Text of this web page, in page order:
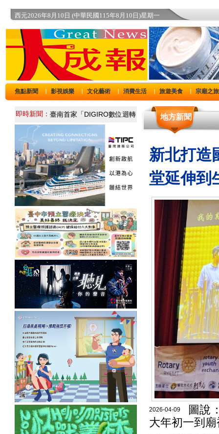
西元2026年8月10日 (中華民國115年8月10日)星期一
焦點新聞 影視娛樂 文化藝術 消費生活 旅遊美食 宗廟之旅
即時新聞： 地方新聞
新北打
堂延伸到
2026-04-09
圖說
大年初一到